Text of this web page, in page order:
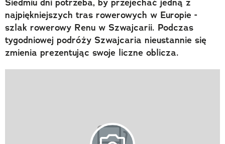
najpiękniejszych tras rowerowych w Europie -
szlak rowerowy Renu w Szwajcarii. Podczas
tygodniowej podróży Szwajcaria nieustannie się
zmienia prezentując swoje liczne oblicza.